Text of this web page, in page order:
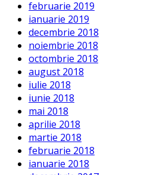
februarie 2019
ianuarie 2019
decembrie 2018
noiembrie 2018
octombrie 2018
august 2018
iulie 2018
iunie 2018
mai 2018
aprilie 2018
martie 2018
februarie 2018
ianuarie 2018